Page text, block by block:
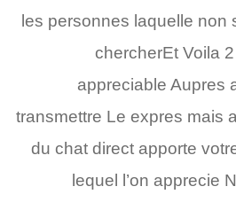
les personnes laquelle non
chercherEt Voila
appreciable Aupres
transmettre Le expres mais
du chat direct apporte
lequel l’on apprecie